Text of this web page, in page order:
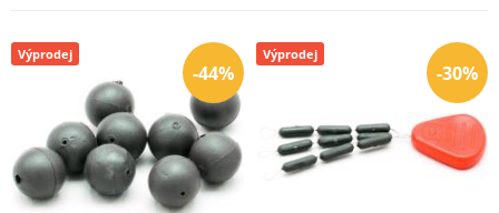
-44%
Výprodej
-30%
Výprodej